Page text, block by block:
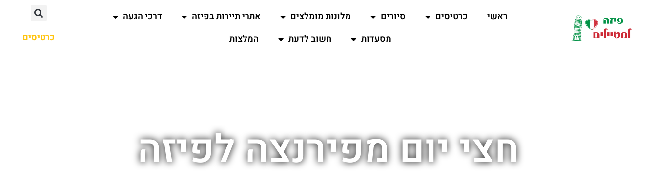
ראשי כרטיסים סיורים מלונות מומלצים אתרי תיירות בפיזה
דרכי הגעה
מסעדות
חשוב לדעת המלצות כרטיסים
חצי יום מפירנצה לפיזה